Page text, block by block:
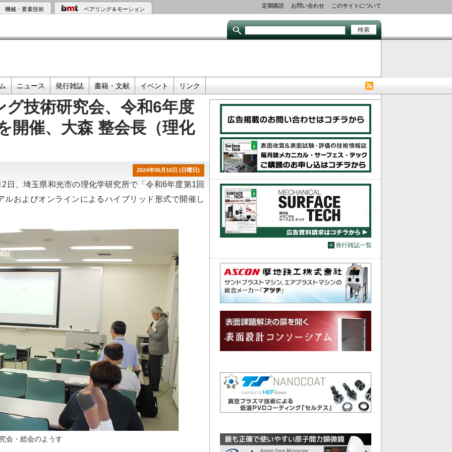
機械・要素技術 ベアリング＆モーション
links
定期購読 お問い合わせ このサイトについて
ニュース 発行雑誌 書籍・文献 イベント リンク
技術研究会、令和6年度
開催、大森 整会長（理化
2024年06月16日 (日曜日)
、埼玉県和光市の理化学研究所で「令和6年度第1回
およびオンラインによるハイブリッド形式で開催し
会・総会のようす
発行雑誌一覧